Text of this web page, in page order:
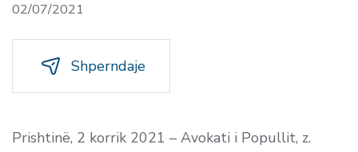
02/07/2021
Shperndaje
Prishtinë, 2 korrik 2021 – Avokati i Popullit, z.